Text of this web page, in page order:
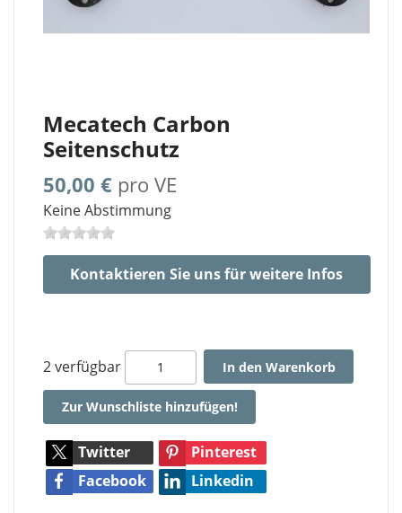
Mecatech Carbon
Seitenschutz
50,00 € pro VE
Keine Abstimmung
Kontaktieren Sie uns für weitere Infos
2 verfügbar In den Warenkorb
Zur Wunschliste hinzufügen!
Twitter
Pinterest
Facebook
Linkedin